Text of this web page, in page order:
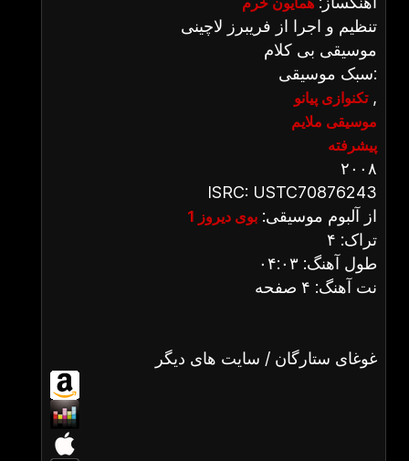
تنظیم و اجرا از فریبرز لاچینی
موسیقی بی کلام
سبک موسیقی:
تکنوازی پیانو,
موسیقی ملایم
پیشرفته
۲۰۰۸
ISRC: USTC70876243
از آلبوم موسیقی: بوی دیروز 1
تراک: ۴
طول آهنگ: ۰۴:۰۳
نت آهنگ: ۴ صفحه
غوغای ستارگان / سایت های دیگر